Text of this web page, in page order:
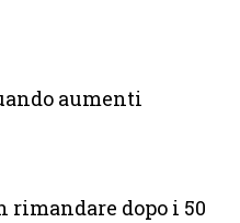
aumenti
dopo i 50